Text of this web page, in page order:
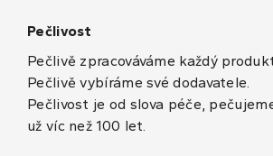
Pečlivost
Pečlivě zpracováváme každý
Pečlivě vybíráme své dodavatele.
Pečlivost je od slova péče,
už víc než 100 let.